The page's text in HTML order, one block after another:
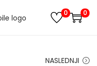
0 0
NASLEDNJI